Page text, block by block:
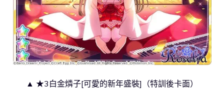
▲ ★3白金燐子[可愛的新年盛裝]（特訓後卡面）